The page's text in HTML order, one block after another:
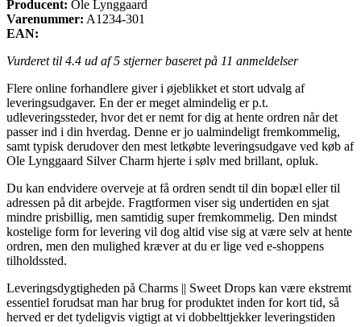
Producent: Ole Lynggaard
Varenummer: A1234-301
EAN:
Vurderet til 4.4 ud af 5 stjerner baseret på 11 anmeldelser
Flere online forhandlere giver i øjeblikket et stort udvalg af
leveringsudgaver. En der er meget almindelig er p.t.
udleveringssteder, hvor det er nemt for dig at hente ordren når det
passer ind i din hverdag. Denne er jo ualmindeligt fremkommelig,
samt typisk derudover den mest letkøbte leveringsudgave ved køb af
Ole Lynggaard Silver Charm hjerte i sølv med brillant, opluk.
Du kan endvidere overveje at få ordren sendt til din bopæl eller til
adressen på dit arbejde. Fragtformen viser sig undertiden en sjat
mindre prisbillig, men samtidig super fremkommelig. Den mindst
kostelige form for levering vil dog altid vise sig at være selv at hente
ordren, men den mulighed kræver at du er lige ved e-shoppens
tilholdssted.
Leveringsdygtigheden på Charms || Sweet Drops kan være ekstremt
essentiel forudsat man har brug for produktet inden for kort tid, så
herved er det tydeligvis vigtigt at vi dobbelttjekker leveringstiden